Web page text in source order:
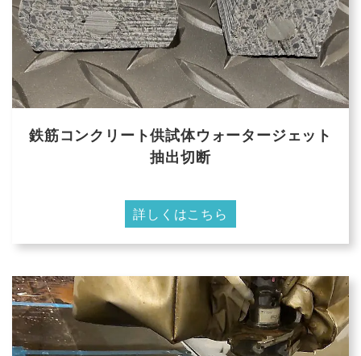
鉄筋コンクリート供試体ウォータージェット
抽出切断
詳しくはこちら